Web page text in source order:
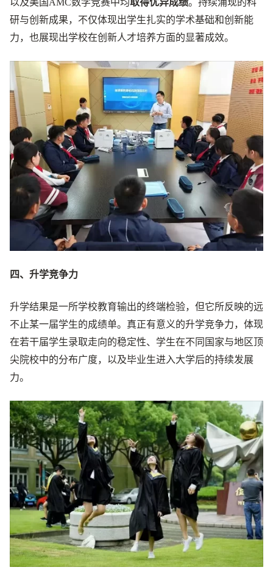
以及美国AMC数学竞赛中均取得优异成绩。持续涌现的科
研与创新成果，不仅体现出学生扎实的学术基础和创新能
力，也展现出学校在创新人才培养方面的显著成效。
四、升学竞争力
升学结果是一所学校教育输出的终端检验，但它所反映的远
不止某一届学生的成绩单。真正有意义的升学竞争力，体现
在若干届学生录取走向的稳定性、学生在不同国家与地区顶
尖院校中的分布广度，以及毕业生进入大学后的持续发展
力。